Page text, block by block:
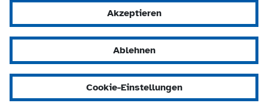
Akzeptieren
Ablehnen
Cookie-Einstellungen